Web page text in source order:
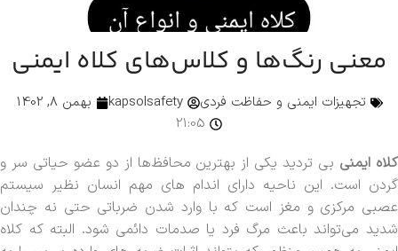
معنی رنگ‌ها و کلاس‌های کلاه ایمنی
تجهیزات ایمنی و حفاظت فردی kapsolsafety
بهمن 8, 1402
21:05
‌کلاه ایمنی بی تردید یکی از بهترین محافظ‌ها از دو عضو حیاتی سر و
گردن است. این ناحیه دارای اندام های مهم انسان نظیر سیستم
عصبی مرکزی و مغز است که با وارد شدن ضرباتی حتی نه چندان
شدید می‌تواند باعث مرگ فرد یا صدمات دائمی شود. البته که کلاه